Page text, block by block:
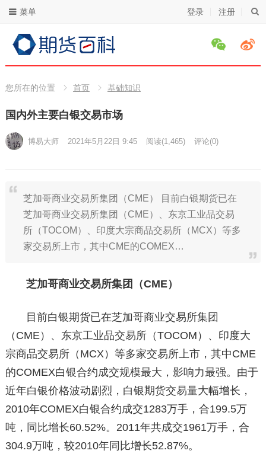
登录 注册
菜单
您所在的位置 首页 基础知识
国内外主要白银交易市场
博易大师 2021年5月22日 9:45 阅读(1,465) 评论(0)
芝加哥商业交易所集团（CME） 目前白银期货已在
芝加哥商业交易所集团（CME）、东京工业品交易
所（TOCOM）、印度大宗商品交易所（MCX）等多
家交易所上市，其中CME的COMEX…
芝加哥商业交易所集团（CME）
目前白银期货已在芝加哥商业交易所集团
（CME）、东京工业品交易所（TOCOM）、印度大
宗商品交易所（MCX）等多家交易所上市，其中CME
的COMEX白银合约成交规模最大，影响力最强。由于
近年白银价格波动剧烈，白银期货交易量大幅增长，
2010年COMEX白银合约成交1283万手，合199.5万
吨，同比增长60.52%。2011年共成交1961万手，合
304.9万吨，较2010年同比增长52.87%。